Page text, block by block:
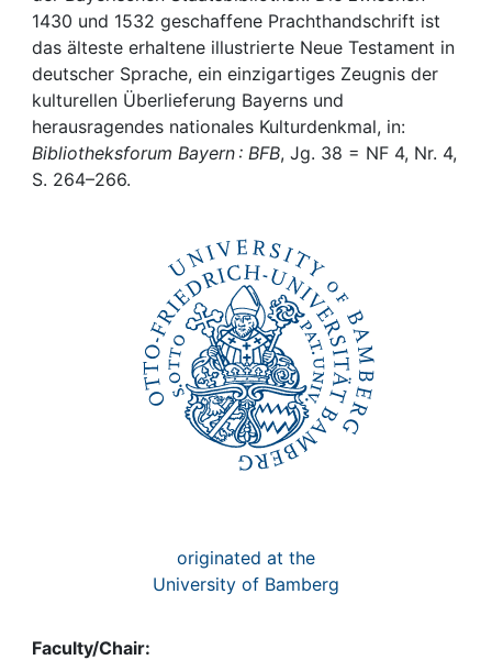
1430 und 1532 geschaffene Prachthandschrift ist
das älteste erhaltene illustrierte Neue Testament in
deutscher Sprache, ein einzigartiges Zeugnis der
kulturellen Überlieferung Bayerns und
herausragendes nationales Kulturdenkmal, in:
Bibliotheksforum Bayern : BFB, Jg. 38 = NF 4, Nr. 4,
S. 264–266.
originated at the
University of Bamberg
Faculty/Chair: